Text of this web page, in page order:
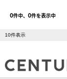
0件中、 0件を表示中